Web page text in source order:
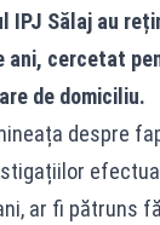
IPJ Sălaj au
ani, cercetat
de domiciliu.
despre
ar fi pătruns